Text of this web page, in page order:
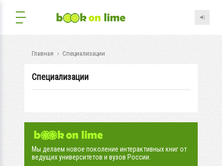
Главная Специализации
Специализации
Мы делаем новое поколение интерактивных книг от
ведущих университетов и вузов России.